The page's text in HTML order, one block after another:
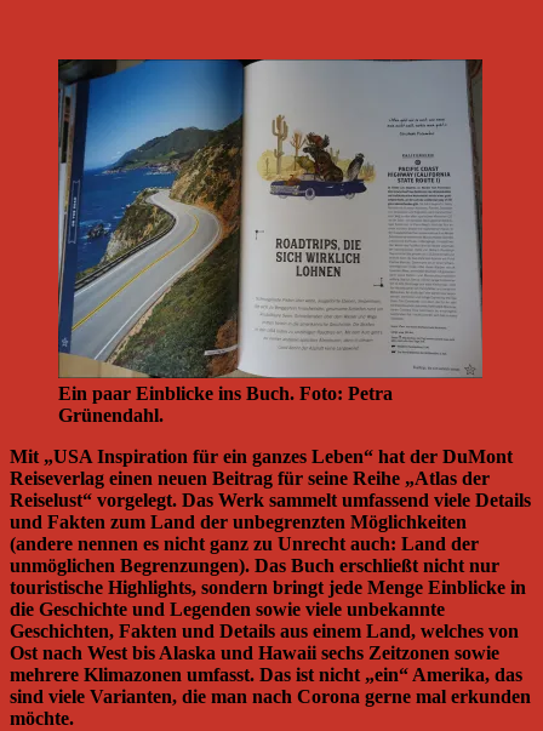
Ein paar Einblicke ins Buch. Foto: Petra
Grünendahl.
Mit „USA Inspiration für ein ganzes Leben“ hat der DuMont
Reiseverlag einen neuen Beitrag für seine Reihe „Atlas der
Reiselust“ vorgelegt. Das Werk sammelt umfassend viele Details
und Fakten zum Land der unbegrenzten Möglichkeiten
(andere nennen es nicht ganz zu Unrecht auch: Land der
unmöglichen Begrenzungen). Das Buch erschließt nicht nur
touristische Highlights, sondern bringt jede Menge Einblicke in
die Geschichte und Legenden sowie viele unbekannte
Geschichten, Fakten und Details aus einem Land, welches von
Ost nach West bis Alaska und Hawaii sechs Zeitzonen sowie
mehrere Klimazonen umfasst. Das ist nicht „ein“ Amerika, das
sind viele Varianten, die man nach Corona gerne mal erkunden
möchte.